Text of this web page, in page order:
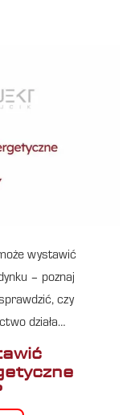
wystawić
– poznaj
czy
działa…